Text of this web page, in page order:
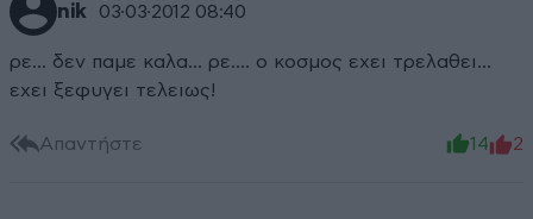
nik 03·03·2012 08:40
ρε... δεν παμε καλα... ρε.... ο κοσμος εχει τρελαθει...
εχει ξεφυγει τελειως!
Απαντήστε 14 2